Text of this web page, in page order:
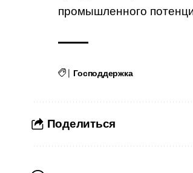
промышленного
| Господдержка
Поделиться